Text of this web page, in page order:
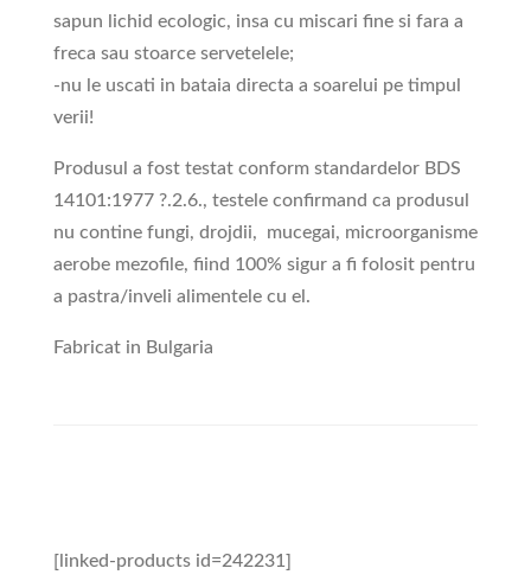
sapun lichid ecologic, insa cu miscari fine si fara a
freca sau stoarce servetelele;
-nu le uscati in bataia directa a soarelui pe timpul
verii!
Produsul a fost testat conform standardelor BDS
14101:1977 ?.2.6., testele confirmand ca produsul
nu contine fungi, drojdii, mucegai, microorganisme
aerobe mezofile, fiind 100% sigur a fi folosit pentru
a pastra/inveli alimentele cu el.
Fabricat in Bulgaria
[linked-products id=242231]